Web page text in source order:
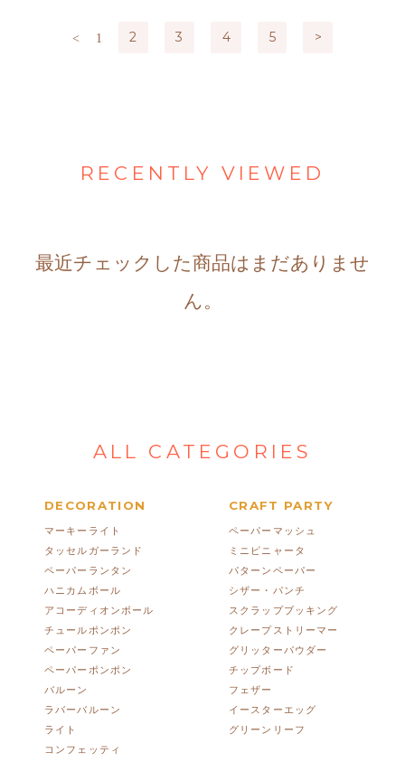
< 1 2 3 4 5 >
RECENTLY VIEWED
最近チェックした商品はまだありませ
ん。
ALL CATEGORIES
DECORATION
マーキーライト
タッセルガーランド
ペーパーランタン
ハニカムボール
アコーディオンボール
チュールポンポン
ペーパーファン
ペーパーポンポン
バルーン
ラバーバルーン
ライト
コンフェッティ
CRAFT PARTY
ペーパーマッシュ
ミニピニャータ
パターンペーパー
シザー・パンチ
スクラップブッキング
クレープストリーマー
グリッターパウダー
チップボード
フェザー
イースターエッグ
グリーンリーフ